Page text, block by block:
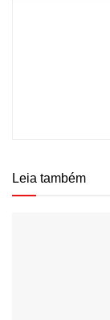
Leia também